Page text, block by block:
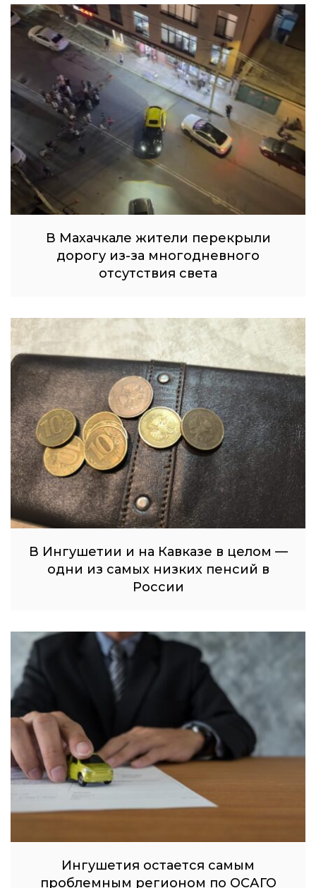
В Махачкале жители перекрыли
дорогу из-за многодневного
отсутствия света
В Ингушетии и на Кавказе в целом —
одни из самых низких пенсий в
России
Ингушетия остается самым
проблемным регионом по ОСАГО